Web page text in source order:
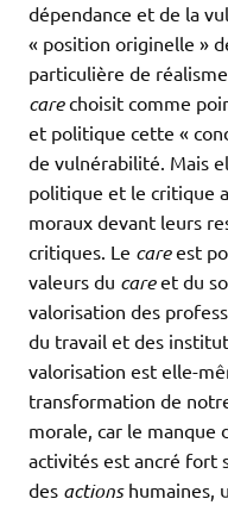
dépendance et de la
« position originelle »
particulière de
carechoisit comme
et politique cette «
de vulnérabilité. Mais
politique et le critique
moraux devant leurs
critiques. Le careest
valeurs du careet du
valorisation des
du travail et des
valorisation est elle-
transformation de
morale, car le manque
activités est ancré fort
des actionshumaines,